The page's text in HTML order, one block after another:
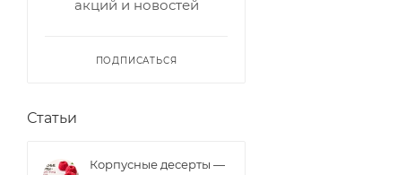
акций и новостей
ПОДПИСАТЬСЯ
Статьи
Корпусные десерты —